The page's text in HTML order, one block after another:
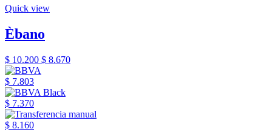
Quick view
Èbano
$ 10.200 $ 8.670
$ 7.803
$ 7.370
$ 8.160